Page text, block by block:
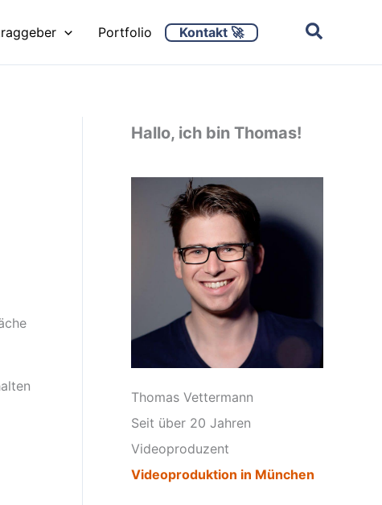
Portfolio Kontakt 🚀
Hallo, ich bin Thomas!
Thomas Vettermann
Seit über 20 Jahren
Videoproduzent
Videoproduktion in München